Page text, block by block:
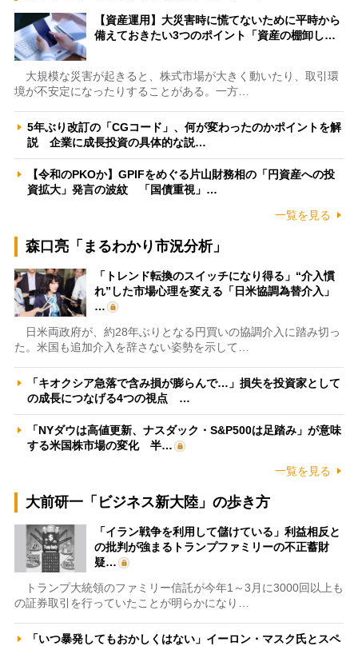
【資産運用】大災害時に慌てないために平時から
備えておきたい3つのポイント「資産の棚卸し…
大規模な災害が起きると、株式市場が大きく動いたり、取引環
境が不安定になったりすることがある。一方…
5年ぶり改訂の「CGコード」、何が変わったのかポイントを解
説 企業に成長投資の具体的な説…
【令和のPKOか】GPIFをめぐる片山財務相の「円資産への投
資拡大」発言の波紋 「国債重視」…
一覧を見る
森口亮「まるわかり市況分析」
「トレンド転換のスイッチになり得る」“介入慣
れ”した市場心理を変える「日米協調為替介入」
…
日米両政府が、約28年ぶりとなる円買いの協調介入に踏み切っ
た。米国も追加介入を辞さない姿勢を示して…
「キオクシア急落で含み損が膨らんで…」損失を投資家として
の成長につなげる4つの視点 …
「NYダウは高値更新、ナスダック・S&P500は足踏み」が意味
する米国株市場の変化 半…
一覧を見る
大前研一「ビジネス新大陸」の歩き方
「イラン戦争を利用して儲けている」利益相反と
の批判が強まるトランプファミリーの不正蓄財
疑…
トランプ大統領のファミリー信託が今年1～3月に3000回以上も
の証券取引を行っていたことが明らかになり…
「いつ暴発してもおかしくはない」イーロン・マスク氏とスペ